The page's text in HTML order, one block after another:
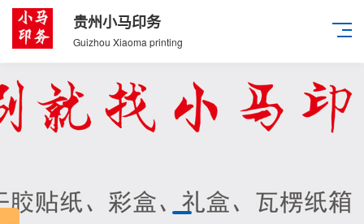
贵州小马印务
Guizhou Xiaoma printing